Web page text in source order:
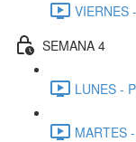
VIERNES
SEMANA 4
LUNES -
MARTES